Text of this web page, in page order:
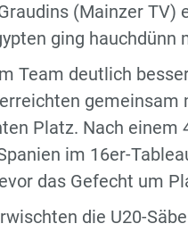
(Mainzer
ging hauchdünn
Team deutlich
gemeinsam
Platz. Nach
im 16er-
das Gefecht um
die U20-